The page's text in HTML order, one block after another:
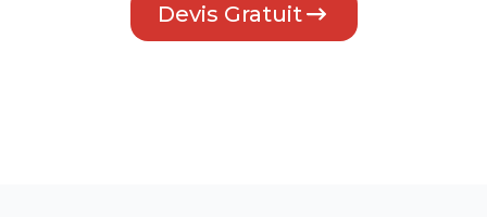
Devis Gratuit